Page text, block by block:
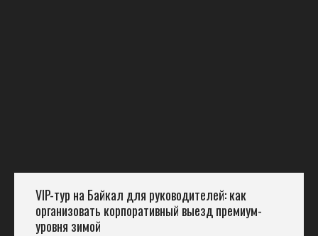
VIP-тур на Байкал для руководителей: как
организовать корпоративный выезд премиум-
уровня зимой